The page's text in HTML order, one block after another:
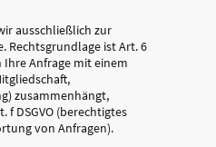
ausschließlich zur
Rechtsgrundlage ist Art. 6
Ihre Anfrage mit einem
zusammenhängt,
f DSGVO (berechtigtes
von Anfragen).